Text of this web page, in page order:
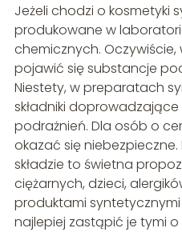
Jeżeli chodzi o kosmetyki
produkowane w
chemicznych. Oczywiście,
pojawić się substancje
Niestety, w preparatach
składniki
podrażnień. Dla osób o
okazać się
składzie to świetna
ciężarnych, dzieci,
produktami
najlepiej zastąpić je tymi o